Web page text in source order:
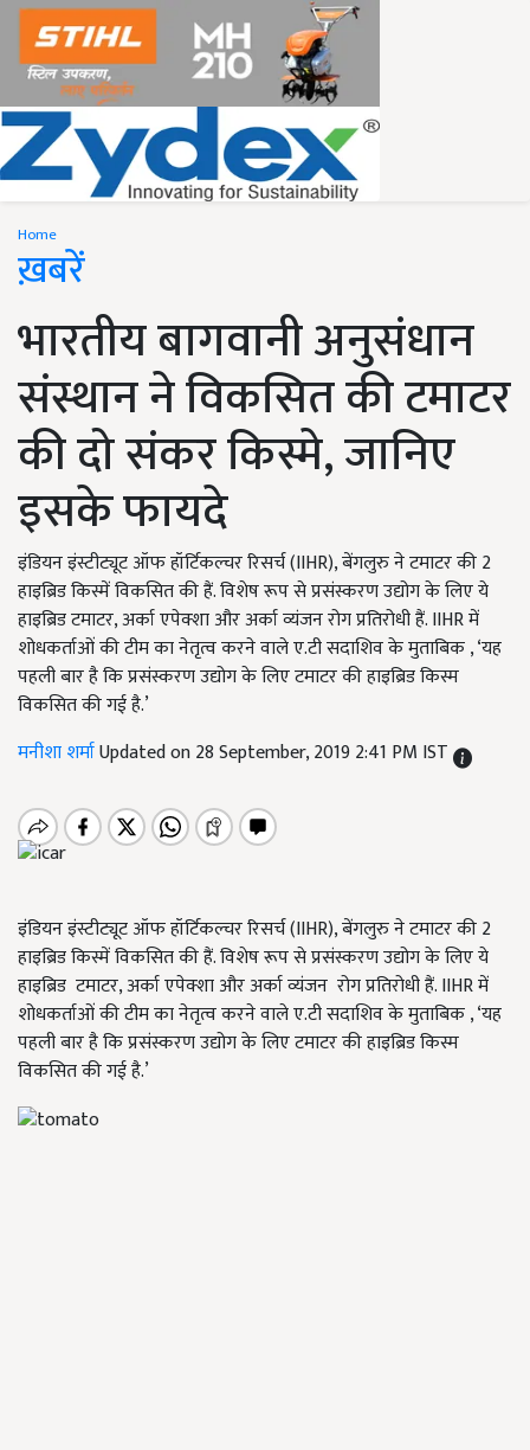
Home
ख़बरें
भारतीय बागवानी अनुसंधान
संस्थान ने विकसित की टमाटर
की दो संकर किस्मे, जानिए
इसके फायदे
इंडियन इंस्टीट्यूट ऑफ हॉर्टिकल्चर रिसर्च (IIHR), बेंगलुरु ने टमाटर की 2
हाइब्रिड किस्में विकसित की हैं. विशेष रूप से प्रसंस्करण उद्योग के लिए ये
हाइब्रिड टमाटर, अर्का एपेक्शा और अर्का व्यंजन रोग प्रतिरोधी हैं. IIHR में
शोधकर्ताओं की टीम का नेतृत्व करने वाले ए.टी सदाशिव के मुताबिक , ‘यह
पहली बार है कि प्रसंस्करण उद्योग के लिए टमाटर की हाइब्रिड किस्म
विकसित की गई है.’
मनीशा शर्माUpdated on 28 September, 2019 2:41 PM IST
इंडियन इंस्टीट्यूट ऑफ हॉर्टिकल्चर रिसर्च (IIHR), बेंगलुरु ने टमाटर की 2
हाइब्रिड किस्में विकसित की हैं. विशेष रूप से प्रसंस्करण उद्योग के लिए ये
हाइब्रिड टमाटर, अर्का एपेक्शा और अर्का व्यंजन रोग प्रतिरोधी हैं. IIHR में
शोधकर्ताओं की टीम का नेतृत्व करने वाले ए.टी सदाशिव के मुताबिक , ‘यह
पहली बार है कि प्रसंस्करण उद्योग के लिए टमाटर की हाइब्रिड किस्म
विकसित की गई है.’